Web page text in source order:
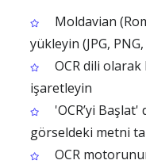
Moldavian
yükleyin (JPG,
OCR dili
işaretleyin
'OCR’yi
görseldeki metni
OCR